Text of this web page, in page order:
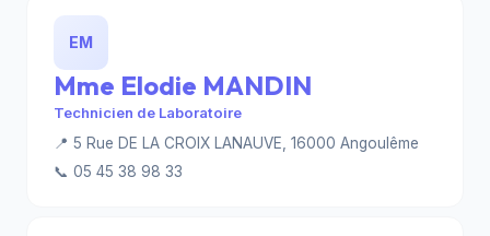
EM
Mme Elodie MANDIN
Technicien de Laboratoire
📍 5 Rue DE LA CROIX LANAUVE, 16000 Angoulême
📞 05 45 38 98 33